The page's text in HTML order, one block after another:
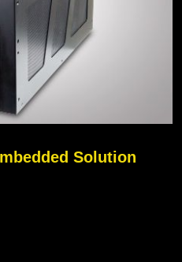
Solution